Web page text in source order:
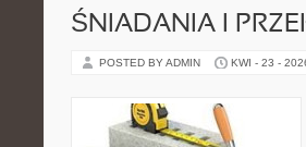
ŚNIADANIA I
POSTED BY ADMIN KWI - 23 -